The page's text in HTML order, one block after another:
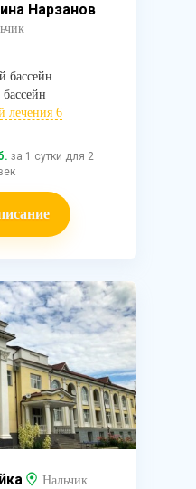
Нарзанов
бассейн
лечения 6
за 1 сутки для 2
Нальчик